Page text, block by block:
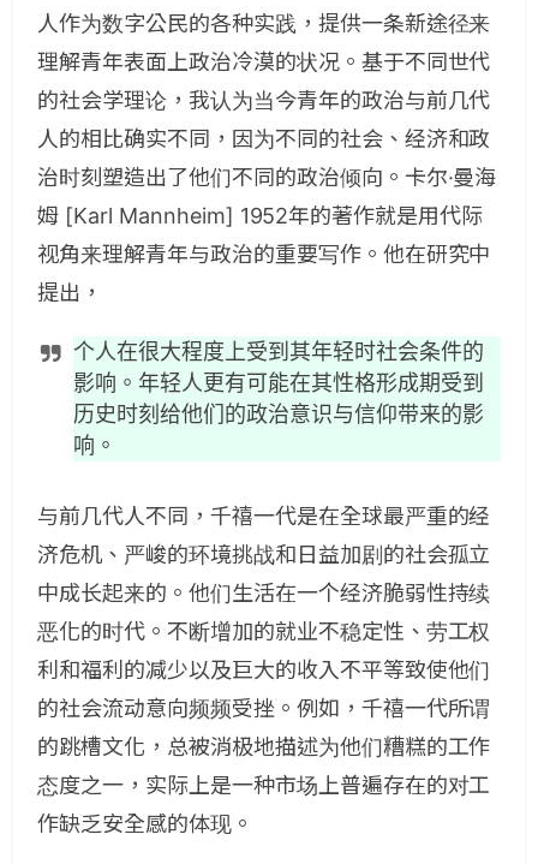
人作为数字公民的各种实践，提供一条新途径来
理解青年表面上政治冷漠的状况。基于不同世代
的社会学理论，我认为当今青年的政治与前几代
人的相比确实不同，因为不同的社会、经济和政
治时刻塑造出了他们不同的政治倾向。卡尔·曼海
姆 [Karl Mannheim] 1952年的著作就是用代际
视角来理解青年与政治的重要写作。他在研究中
提出，
个人在很大程度上受到其年轻时社会条件的
影响。年轻人更有可能在其性格形成期受到
历史时刻给他们的政治意识与信仰带来的影
响。
与前几代人不同，千禧一代是在全球最严重的经
济危机、严峻的环境挑战和日益加剧的社会孤立
中成长起来的。他们生活在一个经济脆弱性持续
恶化的时代。不断增加的就业不稳定性、劳工权
利和福利的减少以及巨大的收入不平等致使他们
的社会流动意向频频受挫。例如，千禧一代所谓
的跳槽文化，总被消极地描述为他们糟糕的工作
态度之一，实际上是一种市场上普遍存在的对工
作缺乏安全感的体现。